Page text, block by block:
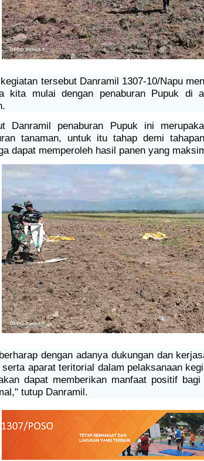
tersebut Danramil 1307-10/Napu
kita mulai dengan penaburan Pupuk di
Danramil penaburan Pupuk ini
tanaman, untuk itu tahap demi
dapat memperoleh hasil panen yang
dengan adanya dukungan dan
serta aparat teritorial dalam pelaksanaan
dapat memberikan manfaat positif
tutup Danramil.